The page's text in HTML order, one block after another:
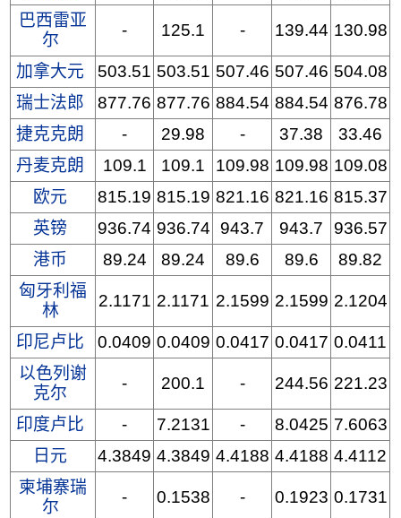
巴西雷亚
尔
- 125.1 - 139.44 130.98
加拿大元 503.51 503.51 507.46 507.46 504.08
瑞士法郎
877.76 877.76 884.54 884.54 876.78
捷克克朗
- 29.98 - 37.38
33.46
丹麦克朗
109.1 109.1 109.98 109.98 109.08
欧元
815.19 815.19 821.16 821.16 815.37
英镑
936.74 936.74 943.7 943.7
936.57
港币
89.24 89.24 89.6 89.6
89.82
匈牙利福
林
2.1171 2.1171 2.1599 2.1599 2.1204
印尼卢比 0.0409 0.0409 0.0417 0.0417 0.0411
以色列谢
克尔
- 200.1 - 244.56 221.23
印度卢比 - 7.2131 - 8.0425 7.6063
日元
4.3849 4.3849 4.4188 4.4188 4.4112
柬埔寨瑞
尔
- 0.1538 - 0.1923 0.1731